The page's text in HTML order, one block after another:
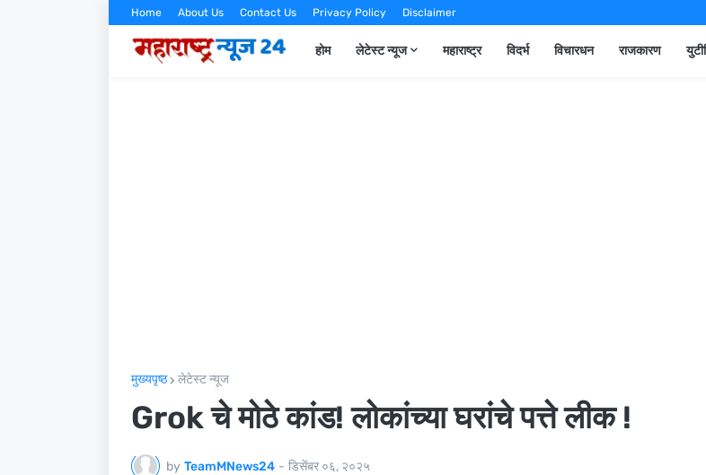
Home About Us Contact Us Privacy Policy Disclaimer
होम लेटेस्ट न्यूज महाराष्ट्र विदर्भ विचारधन राजकारण
मुख्यपृष्ठ लेटेस्ट न्यूज
Grok चे मोठे कांड! लोकांच्या घरांचे पत्ते लीक !
by TeamMNews24 - डिसेंबर ०६, २०२५